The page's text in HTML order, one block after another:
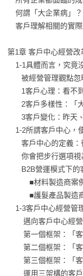
2. 架構嚴謹且具體落
緻化。搭配知名企業
值且競品無法取代的
3. 作者實戰經驗豐富
作者在P&G、樂敦製
名企業顧問。獨創架
活用。
◎好評推薦（按姓氏筆
周信輝（國立成功大
劉奕酉（鉑澈行銷顧問
「『客戶從經營觀點
是要提醒所有企業經
楚客戶對於其生存發
的過程之中，陷入了
第1章 客戶中心經營改